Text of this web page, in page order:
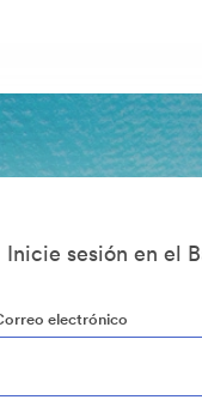
Inicie sesión en el
electrónico